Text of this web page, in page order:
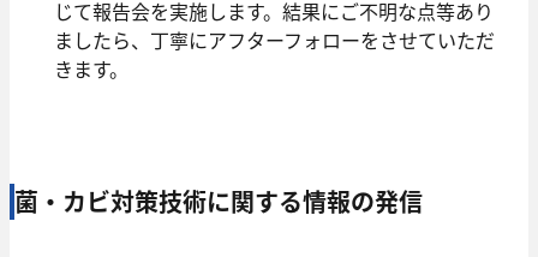
じて報告会を実施します。結果にご不明な点等あり
ましたら、丁寧にアフターフォローをさせていただ
きます。
菌・カビ対策技術に関する情報の発信